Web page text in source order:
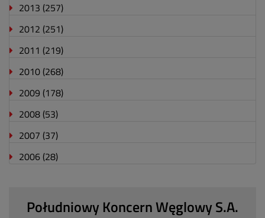
2013 (257)
2012 (251)
2011 (219)
2010 (268)
2009 (178)
2008 (53)
2007 (37)
2006 (28)
Południowy Koncern Węglowy S.A.